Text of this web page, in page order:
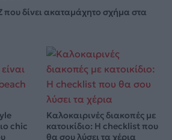
που δίνει ακαταμάχητο σχήμα στα
chic
Καλοκαιρινές διακοπές με
κατοικίδιο: Η checklist που
θα σου λύσει τα χέρια